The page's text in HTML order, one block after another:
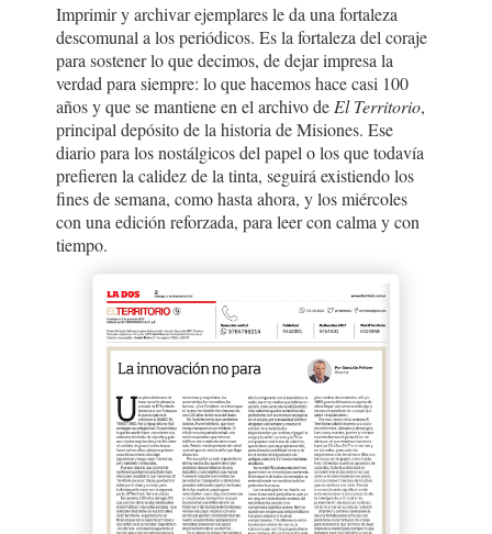
Imprimir y archivar ejemplares le da una fortaleza
descomunal a los periódicos. Es la fortaleza del coraje
para sostener lo que decimos, de dejar impresa la
verdad para siempre: lo que hacemos hace casi 100
años y que se mantiene en el archivo de El Territorio,
principal depósito de la historia de Misiones. Ese
diario para los nostálgicos del papel o los que todavía
prefieren la calidez de la tinta, seguirá existiendo los
fines de semana, como hasta ahora, y los miércoles
con una edición reforzada, para leer con calma y con
tiempo.